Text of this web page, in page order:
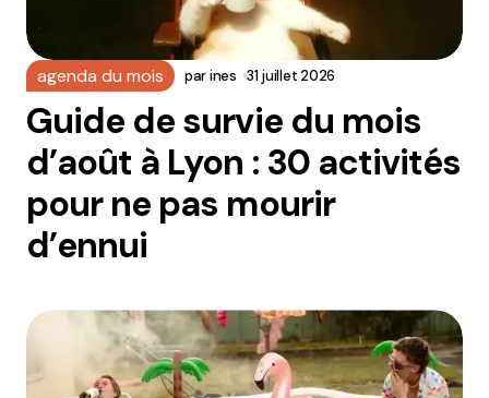
agenda du mois parines 31 juillet 2026
Guide de survie du mois
d’août à Lyon : 30 activités
pour ne pas mourir
d’ennui